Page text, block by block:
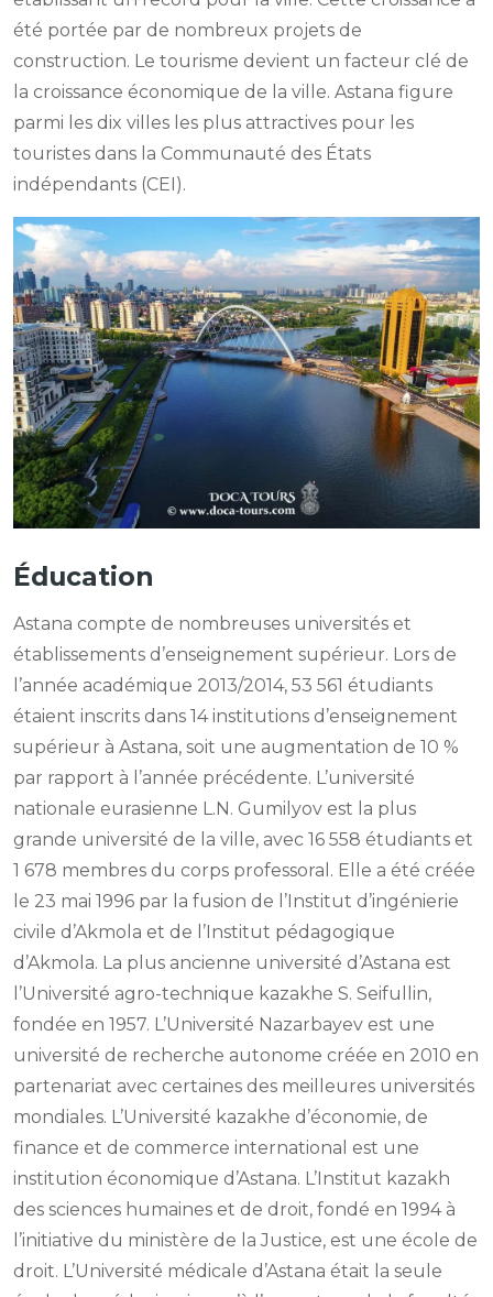
été portée par de nombreux projets de
construction. Le tourisme devient un facteur clé de
la croissance économique de la ville. Astana figure
parmi les dix villes les plus attractives pour les
touristes dans la Communauté des États
indépendants (CEI).
Éducation
Astana compte de nombreuses universités et
établissements d’enseignement supérieur. Lors de
l’année académique 2013/2014, 53 561 étudiants
étaient inscrits dans 14 institutions d’enseignement
supérieur à Astana, soit une augmentation de 10 %
par rapport à l’année précédente. L’université
nationale eurasienne L.N. Gumilyov est la plus
grande université de la ville, avec 16 558 étudiants et
1 678 membres du corps professoral. Elle a été créée
le 23 mai 1996 par la fusion de l’Institut d’ingénierie
civile d’Akmola et de l’Institut pédagogique
d’Akmola. La plus ancienne université d’Astana est
l’Université agro-technique kazakhe S. Seifullin,
fondée en 1957. L’Université Nazarbayev est une
université de recherche autonome créée en 2010 en
partenariat avec certaines des meilleures universités
mondiales. L’Université kazakhe d’économie, de
finance et de commerce international est une
institution économique d’Astana. L’Institut kazakh
des sciences humaines et de droit, fondé en 1994 à
l’initiative du ministère de la Justice, est une école de
droit. L’Université médicale d’Astana était la seule